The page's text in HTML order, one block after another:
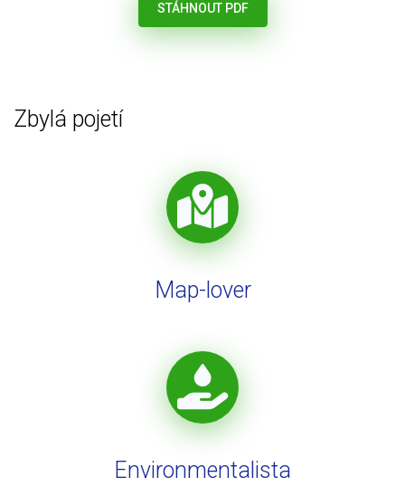
STÁHNOUT PDF
Zbylá pojetí
Map-lover
Environmentalista